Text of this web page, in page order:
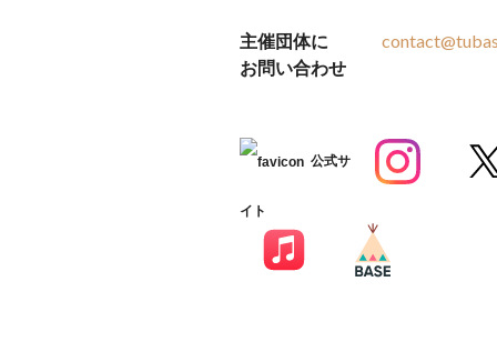
主催団体に
お問い合わせ
公式サ
イト